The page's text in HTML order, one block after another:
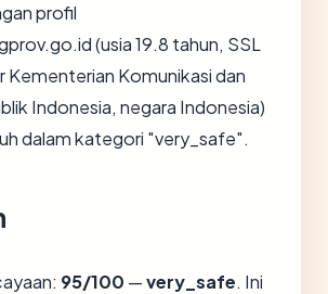
profil
(usia 19.8 tahun, SSL
Kementerian Komunikasi dan
Indonesia, negara Indonesia)
dalam kategori "very_safe".
95/100 —very_safe. Ini